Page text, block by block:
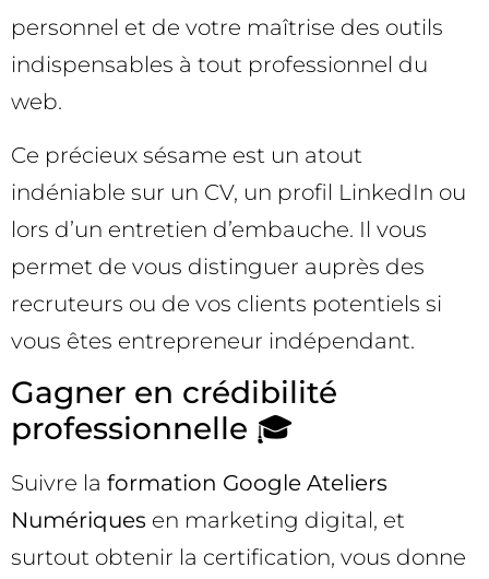
personnel et de votre maîtrise des outils
indispensables à tout professionnel du
web.
Ce précieux sésame est un atout
indéniable sur un CV, un profil LinkedIn ou
lors d’un entretien d’embauche. Il vous
permet de vous distinguer auprès des
recruteurs ou de vos clients potentiels si
vous êtes entrepreneur indépendant.
Gagner en crédibilité
professionnelle 🎓
Suivre la formation Google Ateliers
Numériques en marketing digital, et
surtout obtenir la certification, vous donne